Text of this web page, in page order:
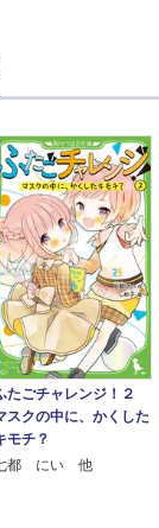
たごチャレンジ！２
スクの中に、かくした
モチ？
都 にい 他